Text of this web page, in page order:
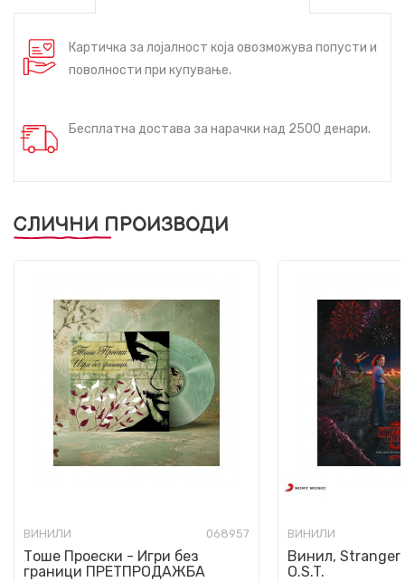
Картичка за лојалност која овозможува попусти и
поволности при купување.
Бесплатна достава за нарачки над 2500 денари.
СЛИЧНИ ПРОИЗВОДИ
ВИНИЛИ 068957
Тоше Проески - Игри без
граници ПРЕТПРОДАЖБА
ВИНИЛИ
Винил, Stranger
O.S.T.